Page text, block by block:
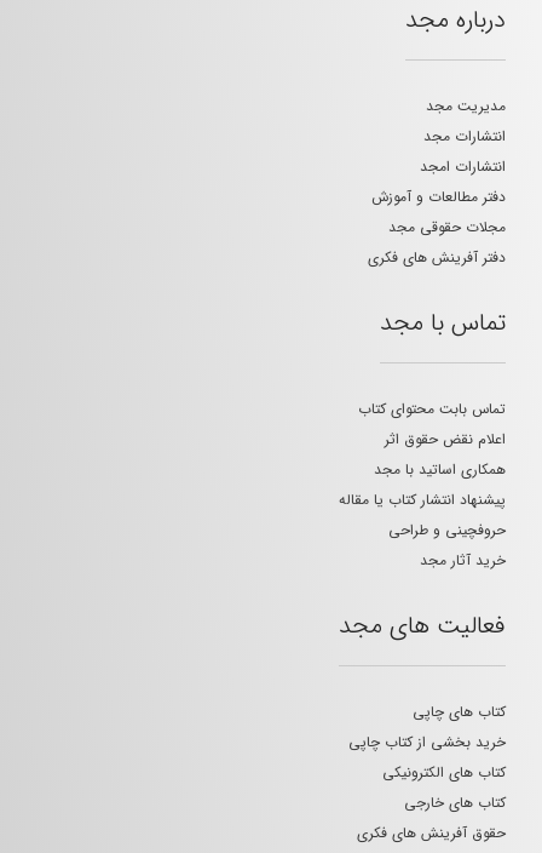
درباره مجد
مدیریت مجد
انتشارات مجد
انتشارات امجد
دفتر مطالعات و آموزش
مجلات حقوقی مجد
دفتر آفرینش های فکری
تماس با مجد
تماس بابت محتوای کتاب
اعلام نقض حقوق اثر
همکاری اساتید با مجد
پیشنهاد انتشار کتاب یا مقاله
حروفچینی و طراحی
خرید آثار مجد
فعالیت های مجد
کتاب های چاپی
خرید بخشی از کتاب چاپی
کتاب های الکترونیکی
کتاب های خارجی
حقوق آفرینش های فکری